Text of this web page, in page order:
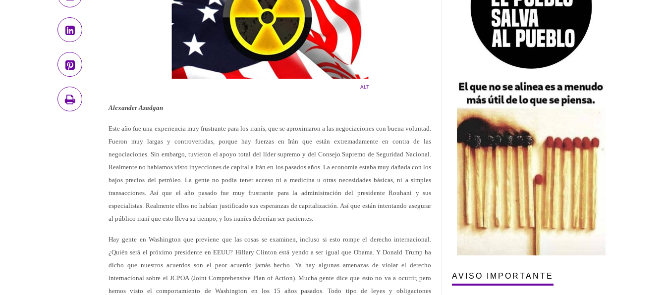
ALT
Alexander Azadgan
Este año fue una experiencia muy frustrante para los iranís, que se aproximaron a las negociaciones con buena voluntad.
Fueron muy largas y controvertidas, porque hay fuerzas en Irán que están extremadamente en contra de las
negociaciones. Sin embargo, tuvieron el apoyo total del líder supremo y del Consejo Supremo de Seguridad Nacional.
Realmente no habíamos visto inyecciones de capital a Irán en los pasados años. La economía estaba muy dañada con los
bajos precios del petróleo. La gente no podía tener acceso ni a medicina u otras necesidades básicas, ni a simples
transacciones. Así que el año pasado fue muy frustrante para la administración del presidente Rouhani y sus
especialistas. Realmente ellos no habían justificado sus esperanzas de capitalización. Así que están intentando asegurar
al público iraní que esto lleva su tiempo, y los iraníes deberían ser pacientes.
Hay gente en Washington que previene que las cosas se examinen, incluso si esto rompe el derecho internacional.
¿Quién será el próximo presidente en EEUU? Hillary Clinton está yendo a ser igual que Obama. Y Donald Trump ha
dicho que nuestros acuerdos son el peor acuerdo jamás hecho. Ya hay algunas amenazas de violar el derecho
internacional sobre el JCPOA (Joint Comprehensive Plan of Action). Mucha gente dice que esto no va a ocurrir, pero
hemos visto el comportamiento de Washington en los 15 años pasados. Todo tipo de leyes y obligaciones
AVISO IMPORTANTE